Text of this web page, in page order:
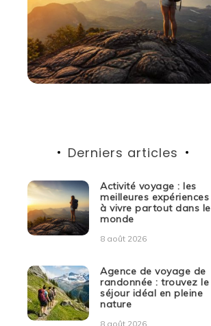
Derniers articles
Activité voyage : les
meilleures expériences
à vivre partout dans le
monde
8 août 2026
Agence de voyage de
randonnée : trouvez le
séjour idéal en pleine
nature
8 août 2026